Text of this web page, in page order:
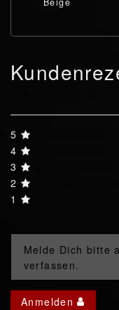
5
4
3
2
1
Melde Dich bitte
verfassen.
Anmelden